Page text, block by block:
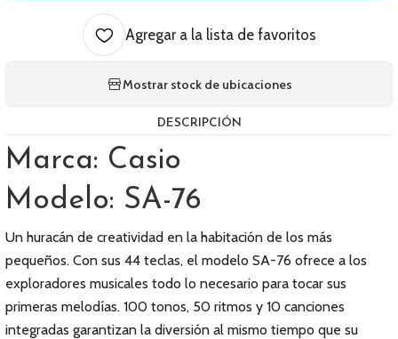
Agregar a la lista de favoritos
Mostrar stock de ubicaciones
DESCRIPCIÓN
Marca: Casio
Modelo: SA-76
Un huracán de creatividad en la habitación de los más
pequeños. Con sus 44 teclas, el modelo SA-76 ofrece a los
exploradores musicales todo lo necesario para tocar sus
primeras melodías. 100 tonos, 50 ritmos y 10 canciones
integradas garantizan la diversión al mismo tiempo que su